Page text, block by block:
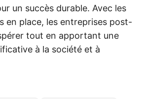
un succès durable. Avec les
en place, les entreprises post-
tout en apportant une
à la société et à